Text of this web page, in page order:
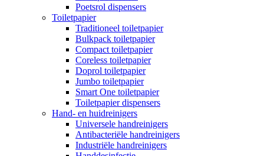
Poetsrol dispensers
Toiletpapier
Traditioneel toiletpapier
Bulkpack toiletpapier
Compact toiletpapier
Coreless toiletpapier
Doprol toiletpapier
Jumbo toiletpapier
Smart One toiletpapier
Toiletpapier dispensers
Hand- en huidreinigers
Universele handreinigers
Antibacteriële handreinigers
Industriële handreinigers